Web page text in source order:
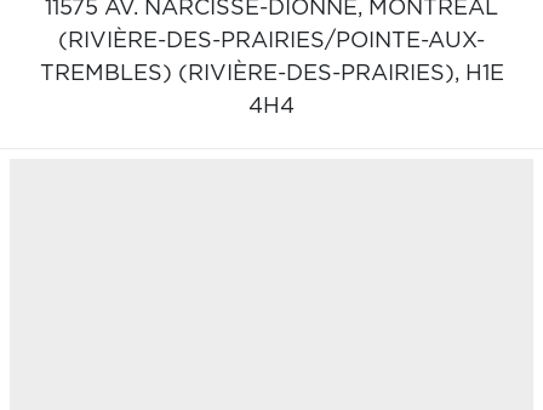
11575 AV. NARCISSE-DIONNE, MONTRÉAL
(RIVIÈRE-DES-PRAIRIES/POINTE-AUX-
TREMBLES) (RIVIÈRE-DES-PRAIRIES), H1E
4H4